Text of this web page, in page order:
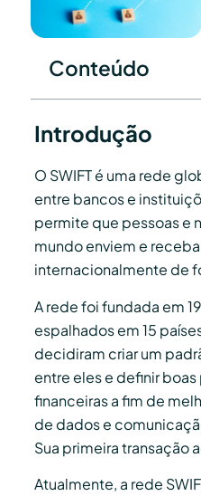
Conteúdo
Introdução
O SWIFT é uma rede
entre bancos e
permite que pessoas e
mundo enviem e
internacionalmente de
A rede foi fundada em
espalhados em 15
decidiram criar um
entre eles e definir
financeiras a fim de
de dados e
Sua primeira transação
Atualmente, a rede